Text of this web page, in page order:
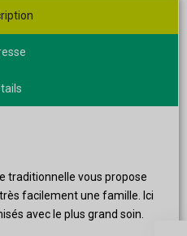
traditionnelle vous propose
facilement une famille. Ici
avec le plus grand soin.